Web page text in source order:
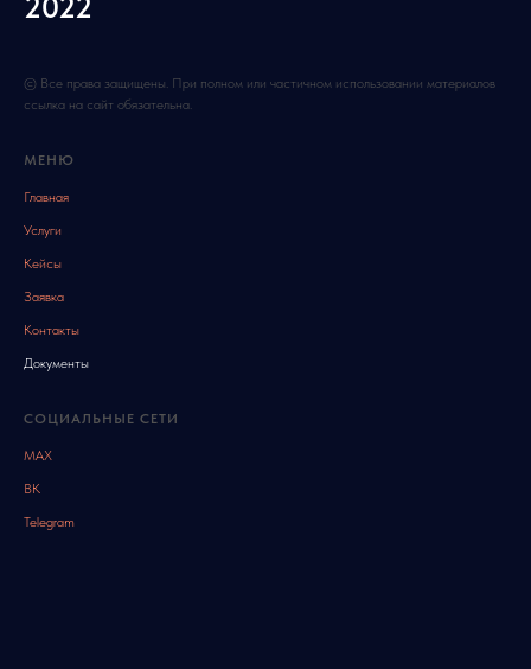
© Все права защищены. При полном или частичном использовании материалов
ссылка на сайт обязательна.
МЕНЮ
Главная
Услуги
Кейсы
Заявка
Контакты
Документы
СОЦИАЛЬНЫЕ СЕТИ
МАХ
ВК
Telegram